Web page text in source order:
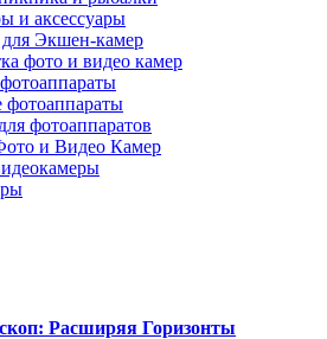
и аксессуары
Экшен-камер
фото и видео камер
фотоаппаратов
и Видео Камер
Расширяя Горизонты